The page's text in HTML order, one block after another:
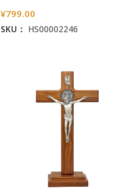
¥799.00
SKU： HS00002246